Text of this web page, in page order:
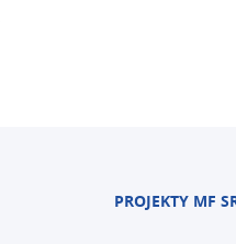
PROJEKTY MF